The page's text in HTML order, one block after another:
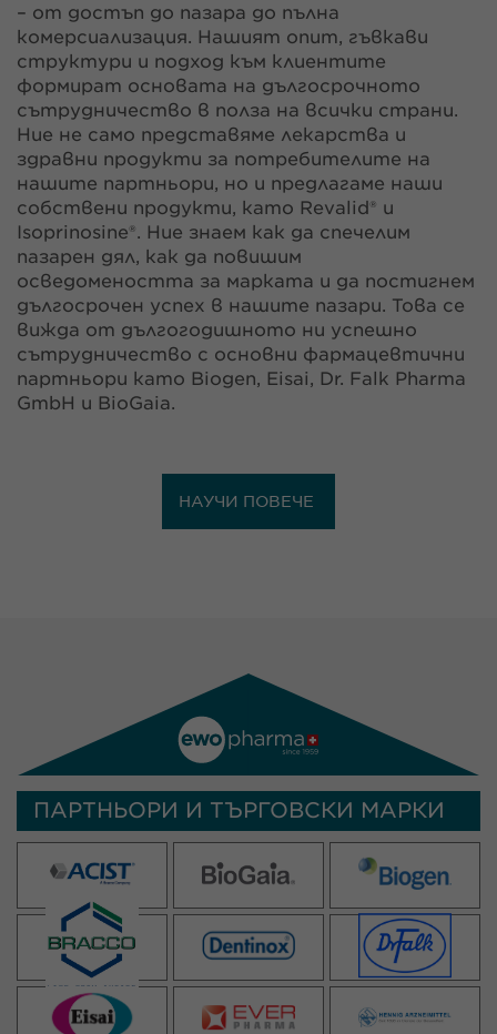
– от достъп до пазара до пълна
комерсиализация. Нашият опит, гъвкави
структури и подход към клиентите
формират основата на дългосрочното
сътрудничество в полза на всички страни.
Ние не само представяме лекарства и
здравни продукти за потребителите на
нашите партньори, но и предлагаме наши
собствени продукти, като Revalid® и
Isoprinosine®. Ние знаем как да спечелим
пазарен дял, как да повишим
осведомеността за марката и да постигнем
дългосрочен успех в нашите пазари. Това се
вижда от дългогодишното ни успешно
сътрудничество с основни фармацевтични
партньори като Biogen, Eisai, Dr. Falk Pharma
GmbH и BioGaia.
НАУЧИ ПОВЕЧЕ
ПАРТНЬОРИ И ТЪРГОВСКИ МАРКИ